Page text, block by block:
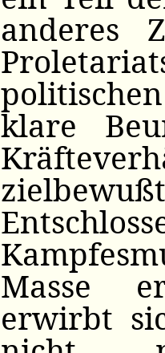
anderes
klare
Masse
erwirbt